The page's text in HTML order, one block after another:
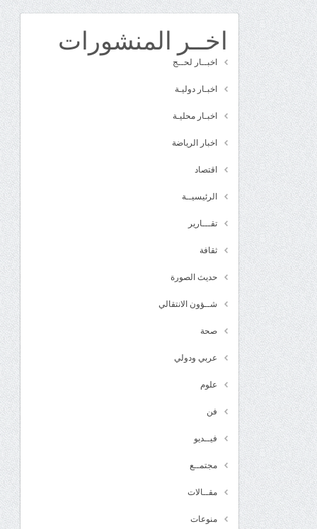
اخــر المنشورات
اخبــار لحــج
اخبـار دوليـة
اخبـار محليـة
اخبار الرياضة
اقتصاد
الرئيسيــة
تقـــارير
ثقافة
حديث الصورة
شــؤون الانتقالي
صحة
عربي ودولي
علوم
فن
فيــديو
مجتمــع
مقــالات
منوعات